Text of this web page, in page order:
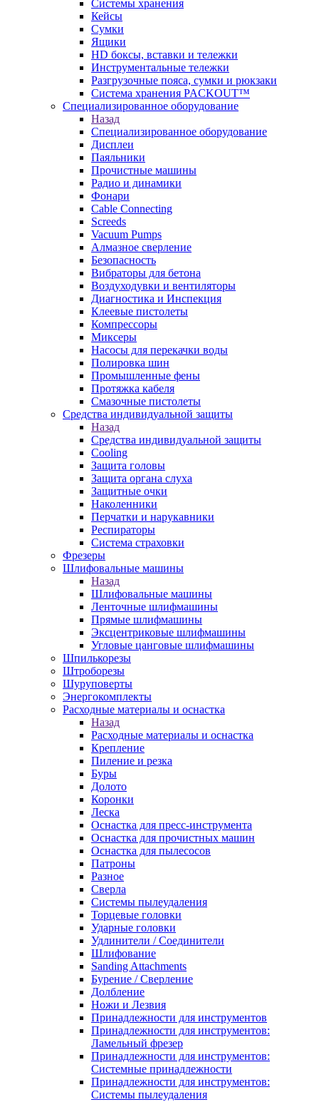
Системы хранения
Кейсы
Сумки
Ящики
HD боксы, вставки и тележки
Инструментальные тележки
Разгрузочные пояса, сумки и рюкзаки
Система хранения PACKOUT™
Специализированное оборудование
Назад
Специализированное оборудование
Дисплеи
Паяльники
Прочистные машины
Радио и динамики
Фонари
Cable Connecting
Screeds
Vacuum Pumps
Алмазное сверление
Безопасность
Вибраторы для бетона
Воздуходувки и вентиляторы
Диагностика и Инспекция
Клеевые пистолеты
Компрессоры
Миксеры
Насосы для перекачки воды
Полировка шин
Промышленные фены
Протяжка кабеля
Смазочные пистолеты
Средства индивидуальной защиты
Назад
Средства индивидуальной защиты
Cooling
Защита головы
Защита органа слуха
Защитные очки
Наколенники
Перчатки и нарукавники
Респираторы
Система страховки
Фрезеры
Шлифовальные машины
Назад
Шлифовальные машины
Ленточные шлифмашины
Прямые шлифмашины
Эксцентриковые шлифмашины
Угловые цанговые шлифмашины
Шпилькорезы
Штроборезы
Шуруповерты
Энергокомплекты
Расходные материалы и оснастка
Назад
Расходные материалы и оснастка
Крепление
Пиление и резка
Буры
Долото
Коронки
Леска
Оснастка для пресс-инструмента
Оснастка для прочистных машин
Оснастка для пылесосов
Патроны
Разное
Сверла
Системы пылеудаления
Торцевые головки
Ударные головки
Удлинители / Соединители
Шлифование
Sanding Attachments
Бурение / Сверление
Долбление
Ножи и Лезвия
Принадлежности для инструментов
Принадлежности для инструментов:
Ламельный фрезер
Принадлежности для инструментов:
Системные принадлежности
Принадлежности для инструментов:
Системы пылеудаления